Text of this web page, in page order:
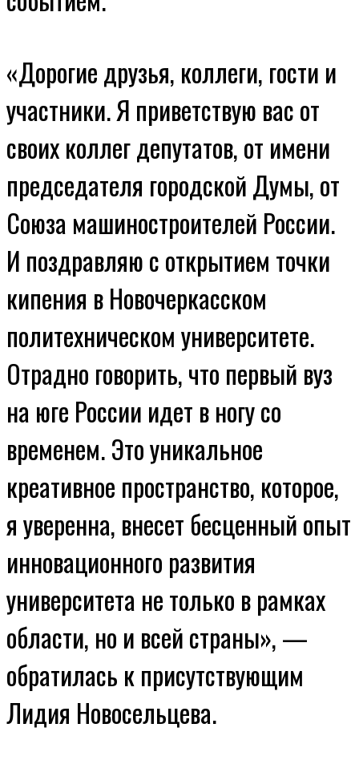
«Дорогие друзья, коллеги, гости и
участники. Я приветствую вас от
своих коллег депутатов, от имени
председателя городской Думы, от
Союза машиностроителей России.
И поздравляю с открытием точки
кипения в Новочеркасском
политехническом университете.
Отрадно говорить, что первый вуз
на юге России идет в ногу со
временем. Это уникальное
креативное пространство, которое,
я уверенна, внесет бесценный опыт
инновационного развития
университета не только в рамках
области, но и всей страны», —
обратилась к присутствующим
Лидия Новосельцева.